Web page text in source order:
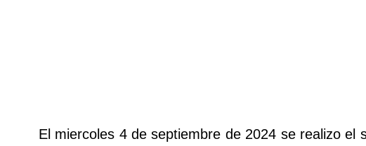
El miercoles 4 de septiembre de 2024 se realizo